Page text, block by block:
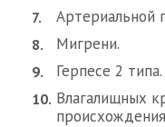
Артериальной
Мигрени.
Герпесе 2 типа.
Влагалищных